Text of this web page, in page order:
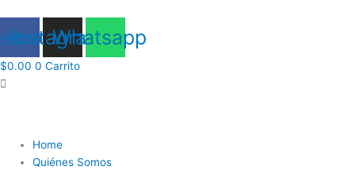
contenido
Instagram
Whatsapp
$0.00 0 Carrito
Home
Quiénes Somos